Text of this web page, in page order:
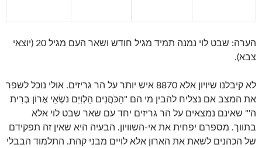
הערה: שבט לוי נמנה תמיד מגיל חודש ושאר העם מגיל 20 (יוצאי
צבא).
לא קיבלנו שיויון אלא 8870 איש יותר על הר גריזים. אולי נוכל לשפר
את המצב אם נצליח להבין מי הם "הַכֹּהֲנִים הַלְוִיִּם נֹשְׂאֵי אֲרוֹן בְּרִית
ה'" שאינם נמצאים על הר גריזים יחד עם שאר שבט לוי אלא
בתווך. מספרם יפחית את אי-השוויון. הבעיה היא שאין זה תפקידם
של הכהנים לשאת את הארון אלא לויים מבני קהת. התלמוד הבבלי